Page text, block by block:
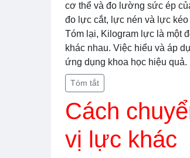
cơ thể và đo lường sức ép
đo lực cắt, lực nén và lực kéo
Tóm lại, Kilogram lực là một
khác nhau. Việc hiểu và áp
ứng dụng khoa học hiệu quả.
Tóm tắt
Cách
vị lực khác